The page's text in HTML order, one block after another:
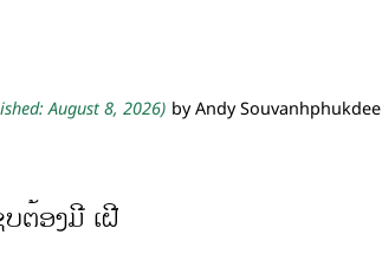
August 8, 2026) by Andy Souvanhphukdee
ຕ້ອງມີ ເຝີ